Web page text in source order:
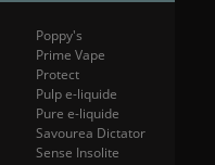
Poppy's
Prime Vape
Protect
Pulp e-liquide
Pure e-liquide
Savourea Dictator
Sense Insolite